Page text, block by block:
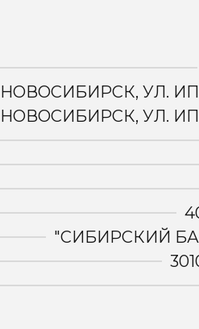
НОВОСИБИРСК, УЛ.
НОВОСИБИРСК, УЛ.
"СИБИРСКИЙ